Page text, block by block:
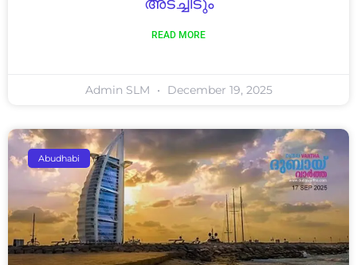
അടച്ചിടും
READ MORE
Admin SLM December 19, 2025
Abudhabi